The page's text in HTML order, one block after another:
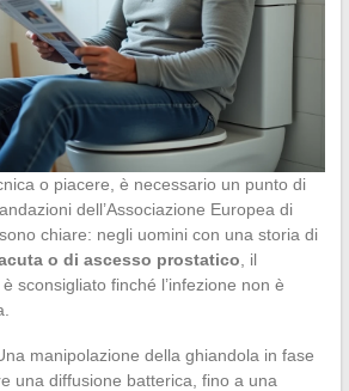
o piacere, è necessario un punto di
dell’Associazione Europea di
chiare: negli uomini con una storia di
o di ascesso prostatico , il
sconsigliato finché l’infezione non è
manipolazione della ghiandola in fase
una diffusione batterica, fino a una